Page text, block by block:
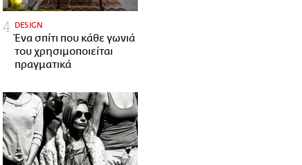
DESIGN
Ένα σπίτι που κάθε γωνιά
του χρησιμοποιείται
πραγματικά